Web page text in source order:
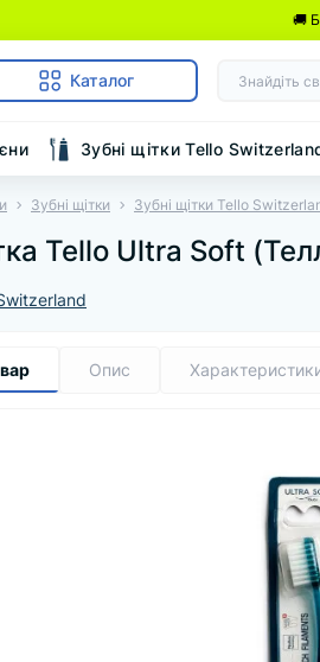
🚚
Каталог
Зубні щітки Tello
Зубні щітки Зубні щітки Tello
Tello Ultra Soft
Опис